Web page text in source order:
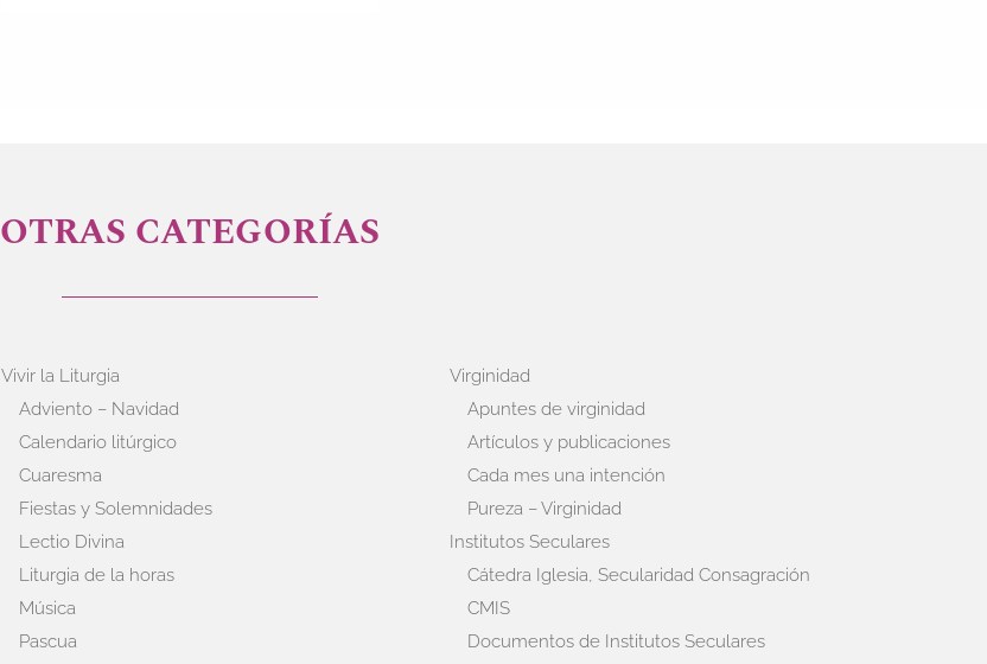
OTRAS CATEGORÍAS
Vivir la Liturgia
Adviento – Navidad
Calendario litúrgico
Cuaresma
Fiestas y Solemnidades
Lectio Divina
Liturgia de la horas
Música
Pascua
Virginidad
Apuntes de virginidad
Artículos y publicaciones
Cada mes una intención
Pureza – Virginidad
Institutos Seculares
Cátedra Iglesia, Secularidad Consagración
CMIS
Documentos de Institutos Seculares